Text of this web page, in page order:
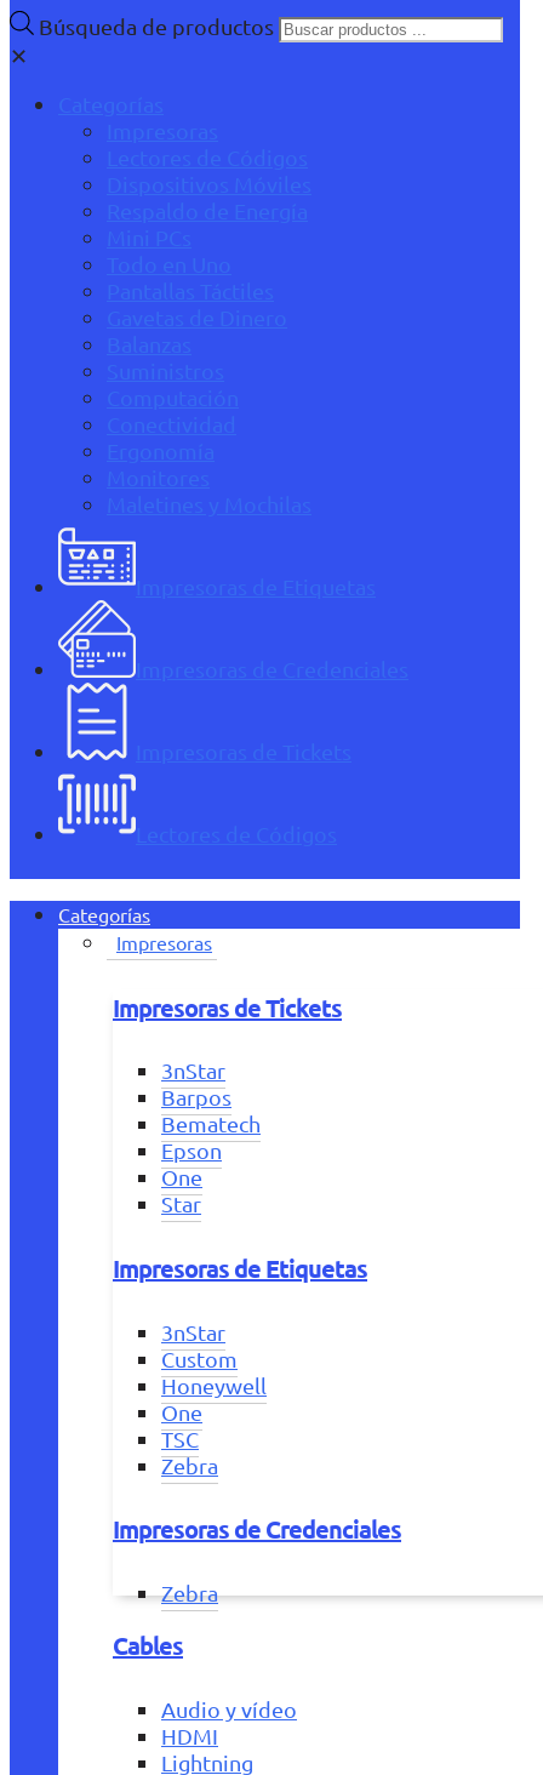
Búsqueda de productos
✕
Categorías
Impresoras
Lectores de Códigos
Dispositivos Móviles
Respaldo de Energía
Mini PCs
Todo en Uno
Pantallas Táctiles
Gavetas de Dinero
Balanzas
Suministros
Computación
Conectividad
Ergonomía
Monitores
Maletines y Mochilas
Impresoras de Etiquetas
Impresoras de Credenciales
Impresoras de Tickets
Lectores de Códigos
Categorías
Impresoras
Impresoras de Tickets
3nStar
Barpos
Bematech
Epson
One
Star
Impresoras de Etiquetas
3nStar
Custom
Honeywell
One
TSC
Zebra
Impresoras de Credenciales
Zebra
Cables
Audio y vídeo
HDMI
Lightning